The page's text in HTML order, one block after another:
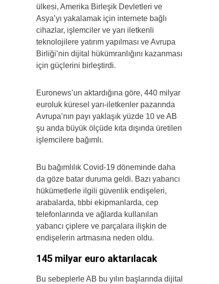
ülkesi, Amerika Birleşik Devletleri ve
Asya’yı yakalamak için internete bağlı
cihazlar, işlemciler ve yarı iletkenli
teknolojilere yatırım yapılması ve Avrupa
Birliği’nin dijital hükümranlığını kazanması
için güçlerini birleştirdi.
Euronews’un aktardığına göre, 440 milyar
euroluk küresel yarı-iletkenler pazarında
Avrupa’nın payı yaklaşık yüzde 10 ve AB
şu anda büyük ölçüde kıta dışında üretilen
işlemcilere bağımlı.
Bu bağımlılık Covid-19 döneminde daha
da göze batar duruma geldi. Bazı yabancı
hükümetlerle ilgili güvenlik endişeleri,
arabalarda, tıbbi ekipmanlarda, cep
telefonlarında ve ağlarda kullanılan
yabancı çiplere ve parçalara ilişkin de
endişelerin artmasına neden oldu.
145 milyar euro aktarılacak
Bu sebeplerle AB bu yılın başlarında dijital